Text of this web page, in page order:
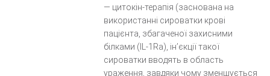
— цитокін-терапія (заснована на
використанні сироватки крові
пацієнта, збагаченої захисними
білками (IL-1Ra), ін’єкції такої
сироватки вводять в область
ураження, завдяки чому зменшується